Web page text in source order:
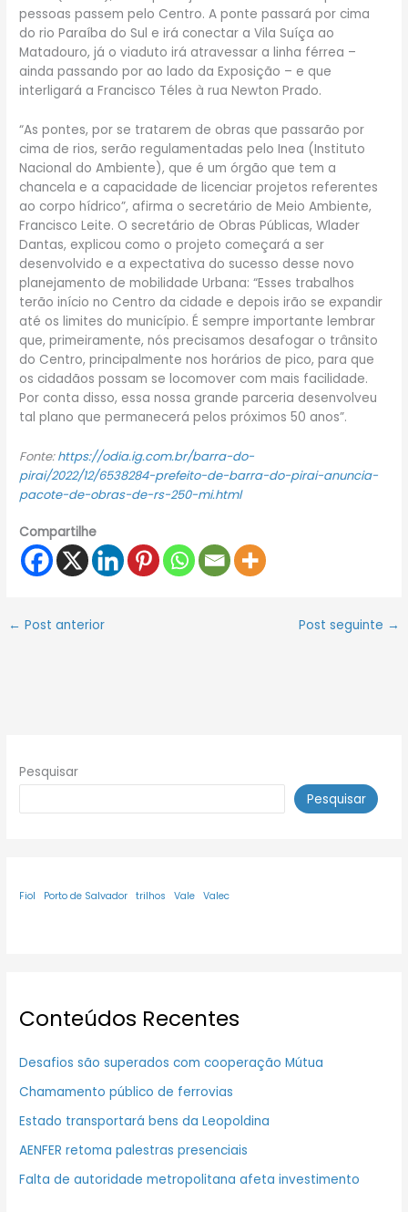
pessoas passem pelo Centro. A ponte passará por cima
do rio Paraíba do Sul e irá conectar a Vila Suíça ao
Matadouro, já o viaduto irá atravessar a linha férrea –
ainda passando por ao lado da Exposição – e que
interligará a Francisco Téles à rua Newton Prado.
“As pontes, por se tratarem de obras que passarão por
cima de rios, serão regulamentadas pelo Inea (Instituto
Nacional do Ambiente), que é um órgão que tem a
chancela e a capacidade de licenciar projetos referentes
ao corpo hídrico”, afirma o secretário de Meio Ambiente,
Francisco Leite. O secretário de Obras Públicas, Wlader
Dantas, explicou como o projeto começará a ser
desenvolvido e a expectativa do sucesso desse novo
planejamento de mobilidade Urbana: “Esses trabalhos
terão início no Centro da cidade e depois irão se expandir
até os limites do município. É sempre importante lembrar
que, primeiramente, nós precisamos desafogar o trânsito
do Centro, principalmente nos horários de pico, para que
os cidadãos possam se locomover com mais facilidade.
Por conta disso, essa nossa grande parceria desenvolveu
tal plano que permanecerá pelos próximos 50 anos”.
Fonte:https://odia.ig.com.br/barra-do-
pirai/2022/12/6538284-prefeito-de-barra-do-pirai-anuncia-
pacote-de-obras-de-rs-250-mi.html
Compartilhe
← Post anterior Post seguinte →
Pesquisar
Pesquisar
Fiol Porto de Salvador trilhos Vale Valec
Conteúdos Recentes
Desafios são superados com cooperação Mútua
Chamamento público de ferrovias
Estado transportará bens da Leopoldina
AENFER retoma palestras presenciais
Falta de autoridade metropolitana afeta investimento